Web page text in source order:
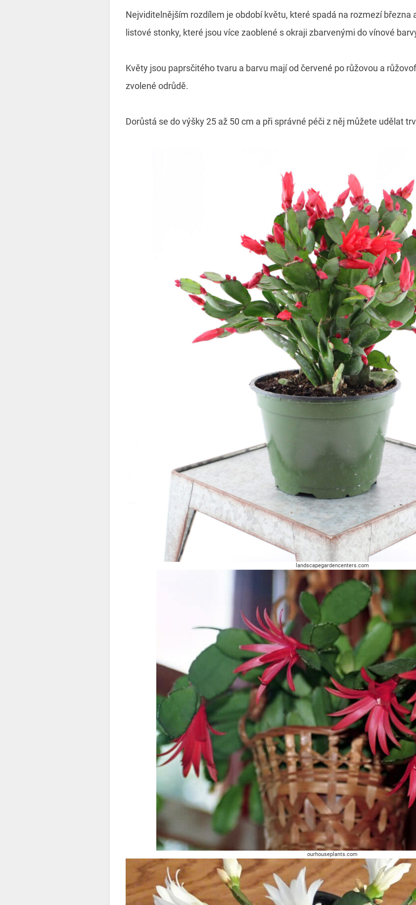
Nejviditelnějším rozdílem je období květu, které spadá na rozmezí března
listové stonky, které jsou více zaoblené s okraji zbarvenými do vínové
Květy jsou paprsčitého tvaru a barvu mají od červené po růžovou a
zvolené odrůdě.
Dorůstá se do výšky 25 až 50 cm a při správné péči z něj můžete udělat
landscapegardencenters.com
ourhouseplants.com